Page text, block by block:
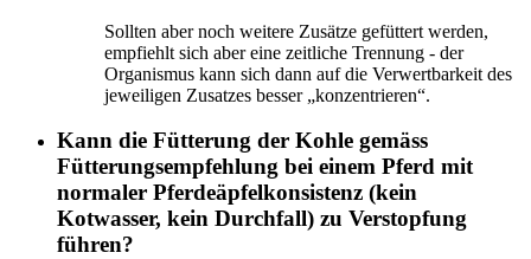
Sollten aber noch weitere Zusätze gefüttert werden,
empfiehlt sich aber eine zeitliche Trennung - der
Organismus kann sich dann auf die Verwertbarkeit des
jeweiligen Zusatzes besser „konzentrieren“.
Kann die Fütterung der Kohle gemäss
Fütterungsempfehlung bei einem Pferd mit
normaler Pferdeäpfelkonsistenz (kein
Kotwasser, kein Durchfall) zu Verstopfung
führen?